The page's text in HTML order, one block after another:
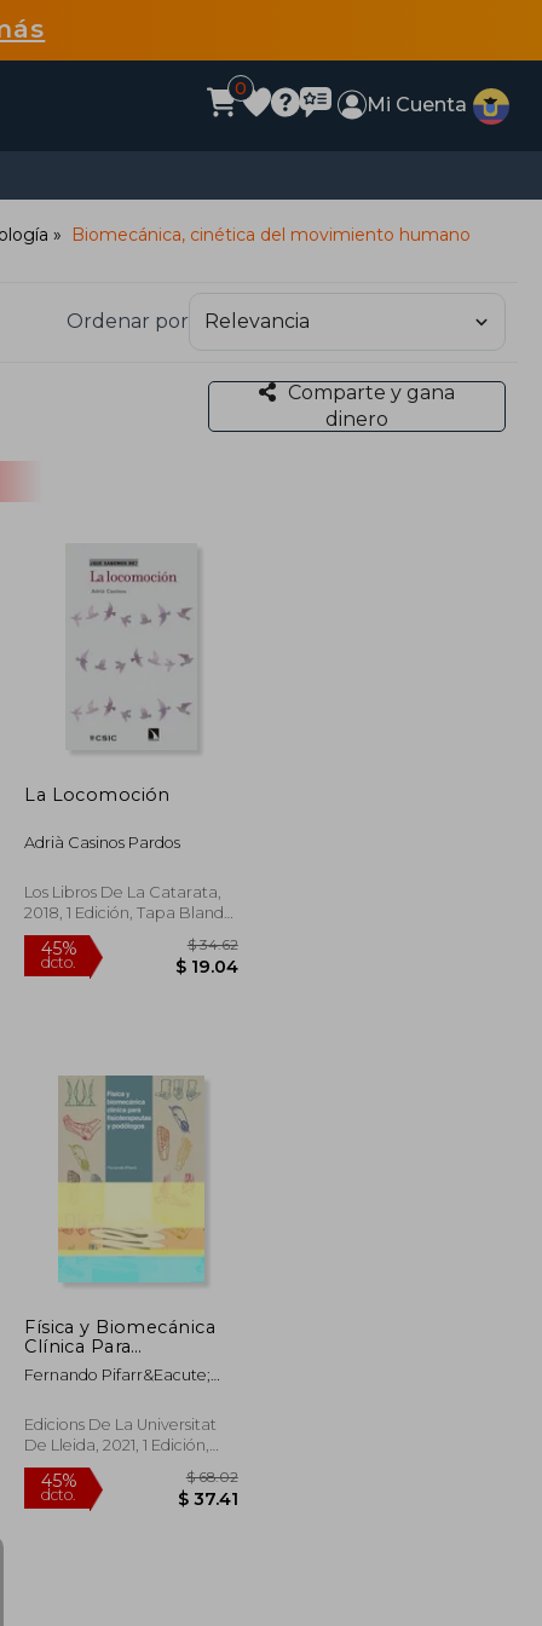
0
Mi Cuenta
Biomecánica, cinética del movimiento humano
Ordenar por
Comparte y gana
dinero
$ 51.16
La Locomoción
Adrià Casinos Pardos
Los Libros De La Catarata,
2018, 1 Edición, Tapa Blanda,
Nuevo
Física y Biomecánica
Clínica Para
Fisioterapeutas y
Podólogos: 85 (Eines)
Fernando Pifarr&Eacute;
Edicions De La Universitat
De Lleida, 2021, 1 Edición,
Tapa Blanda, Nuevo